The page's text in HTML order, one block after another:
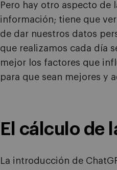
Pero hay otro aspecto de
información; tiene que
de dar nuestros datos
que realizamos cada día
mejor los factores que
para que sean mejores y
El cálculo de
La introducción de